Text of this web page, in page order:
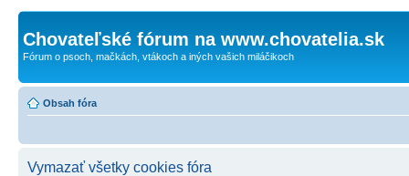
Chovateľské fórum na www.chovatelia.sk
Fórum o psoch, mačkách, vtákoch a iných vašich miláčikoch
Obsah fóra
Vymazať všetky cookies fóra